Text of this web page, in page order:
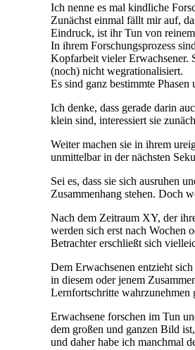
Ich nenne es mal kindliche
Zunächst einmal fällt mir auf,
Eindruck, ist ihr Tun von
In ihrem Forschungsprozess
Kopfarbeit vieler Erwachsener.
(noch) nicht wegrationalisiert.
Es sind ganz bestimmte
Ich denke, dass gerade darin
klein sind, interessiert sie
Weiter machen sie in ihrem
unmittelbar in der nächsten
Sei es, dass sie sich ausruhen
Zusammenhang stehen. Doch
Nach dem Zeitraum XY, der
werden sich erst nach Wochen
Betrachter erschließt sich
Dem Erwachsenen entzieht
in diesem oder jenem
Lernfortschritte wahrzunehmen
Erwachsene forschen im Tun
dem großen und ganzen Bild
und daher habe ich manchmal